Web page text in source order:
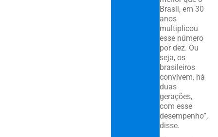
Brasil, em 30
anos
multiplicou
esse número
por dez. Ou
seja, os
brasileiros
convivem, há
duas
gerações,
com esse
desempenho”,
disse.